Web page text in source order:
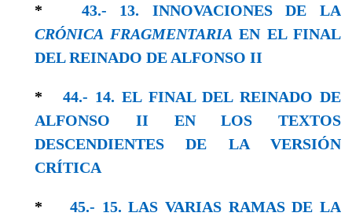
* 43.- 13. INNOVACIONES DE LA
CRÓNICA FRAGMENTARIA EN EL FINAL
DEL REINADO DE ALFONSO II
*44.- 14. EL FINAL DEL REINADO DE
ALFONSO II EN LOS TEXTOS
DESCENDIENTES DE LA VERSIÓN
CRÍTICA
* 45.- 15. LAS VARIAS RAMAS DE LA